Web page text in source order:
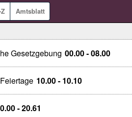
Amtsblatt
Gesetzgebung 00.00 - 08.00
10.00 - 10.10
- 20.61